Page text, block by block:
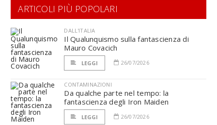
ARTICOLI PIÙ POPOLARI
DALL'ITALIA
Il Qualunquismo sulla fantascienza di
Mauro Covacich
LEGGI 26/07/2026
CONTAMINAZIONI
Da qualche parte nel tempo: la
fantascienza degli Iron Maiden
LEGGI 26/07/2026